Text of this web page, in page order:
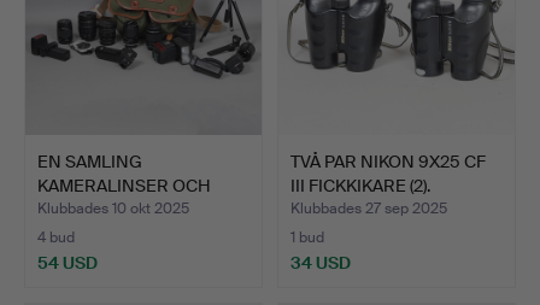
EN SAMLING
KAMERALINSER OCH
TILLBEHÖR (ANT…
Klubbades 10 okt 2025
4 bud
54 USD
TVÅ PAR NIKON 9X25 CF
III FICKKIKARE (2).
Klubbades 27 sep 2025
1 bud
34 USD